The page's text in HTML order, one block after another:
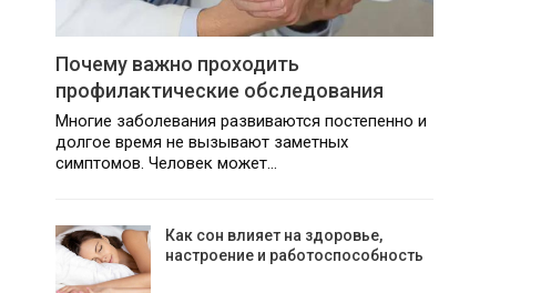
Почему важно проходить
профилактические обследования
Многие заболевания развиваются постепенно и
долгое время не вызывают заметных
симптомов. Человек может…
Как сон влияет на здоровье,
настроение и работоспособность